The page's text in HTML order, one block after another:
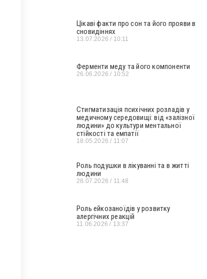
Цікаві факти про сон та його прояви в
сновидіннях
13.07.2026 10:11
Ферменти меду та його компоненти
26.06.2026 10:52
Стигматизація психічних розладів у
медичному середовищі: від «залізної
людини» до культури ментальної
стійкості та емпатії
18.05.2026 11:07
Роль подушки в лікуванні та в житті
людини
28.07.2026 11:48
Роль ейкозаноїдів у розвитку
алергічних реакцій
11.06.2026 13:37